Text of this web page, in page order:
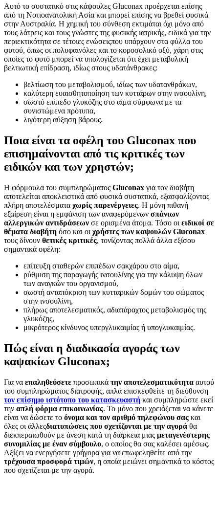
Αυτό το συστατικό στις κάψουλες Gluconax προέρχεται επίσης
από τη Νοτιοανατολική Ασία και μπορεί επίσης να βρεθεί φυσικά
στην Αυστραλία. Η χημική του σύνθεση εκτιμάται όχι μόνο από
τους λάτρεις και τους γνώστες της φυσικής ιατρικής, ειδικά για την
περιεκτικότητα σε τέτοιες ενώσειςπου υπάρχουν στα φύλλα του
φυτού, όπως οι πολυφαινόλες και το κοροσολικό οξύ, χάρη στις
οποίες το φυτό μπορεί να υπολογίζεται ότι έχει μεταβολική
βελτιωτική επίδραση, ιδίως στους υδατάνθρακες:
βελτίωση του μεταβολισμού, ιδίως των υδατανθράκων,
καλύτερη ευαισθητοποίηση των κυττάρων στην ινσουλίνη,
σωστό επίπεδο γλυκόζης στο αίμα σύμφωνα με τα
συνιστώμενα πρότυπα,
λιγότερη αύξηση βάρους.
Ποια είναι τα οφέλη του Gluconax που
επισημαίνονται από τις κριτικές των
ειδικών και των χρηστών;
Η φόρμουλα του συμπληρώματος Gluconax για τον διαβήτη
αποτελείται αποκλειστικά από φυσικά συστατικά, εξασφαλίζοντας
πλήρη αποτελέσματα χωρίς παρενέργειες. Η μόνη πιθανή
εξαίρεση είναι η εμφάνιση των αναφερόμενων σπάνιων
αλλεργικών αντιδράσεων σε ορισμένα άτομα. Τόσο οι ειδικοί σε
θέματα διαβήτη όσο και οι χρήστες των καψουλών Gluconax
τους δίνουν θετικές κριτικές, τονίζοντας πολλά άλλα εξίσου
σημαντικά οφέλη:
επίτευξη σταθερών επιπέδων σακχάρου στο αίμα,
ρύθμιση της παραγωγής ινσουλίνης για την κάλυψη όλων
των αναγκών του οργανισμού,
σωστή ανταπόκριση των κυτταρικών δομών του σώματος
στην ινσουλίνη,
πλήρως αποτελεσματικός, αδιατάραχτος μεταβολισμός της
γλυκόζης,
μικρότερος κίνδυνος υπεργλυκαιμίας ή υπογλυκαιμίας.
Πώς είναι η διαδικασία αγοράς των
καψακίων Gluconax;
Για να επαληθεύσετε προσωπικά την αποτελεσματικότητα αυτού
του συμπληρώματος διατροφής, απλά επισκεφθείτε τη διεύθυνση
τον επίσημο ιστότοπο του κατασκευαστή και συμπληρώστε εκεί
την απλή φόρμα επικοινωνίας. Το μόνο που χρειάζεται να κάνετε
είναι να δώσετε το όνομα και τον αριθμό τηλεφώνου σας και
όλες οι άλλεςδιατυπώσεις που σχετίζονται με την αγορά θα
διεκπεραιωθούν με άνεση κατά τη διάρκεια μιας μεταγενέστερης
συνομιλίας με έναν σύμβουλο, ο οποίος θα σας καλέσει αμέσως.
Αξίζει να ενεργήσετε γρήγορα για να επωφεληθείτε από την
τρέχουσα προσφορά τιμών, η οποία μειώνει σημαντικά το κόστος
που σχετίζεται με την αγορά.